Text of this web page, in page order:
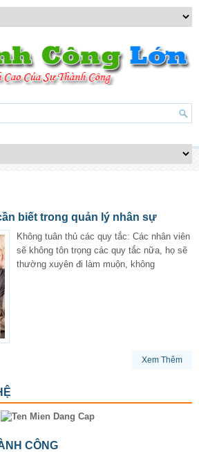
biết trong quản lý nhân sự
Không tuân thủ các quy tắc: Các nhân viên
sẽ không tôn trọng các quy tắc nữa, họ sẽ
thường xuyên đi làm muộn, không
Xem Thêm
CÔNG